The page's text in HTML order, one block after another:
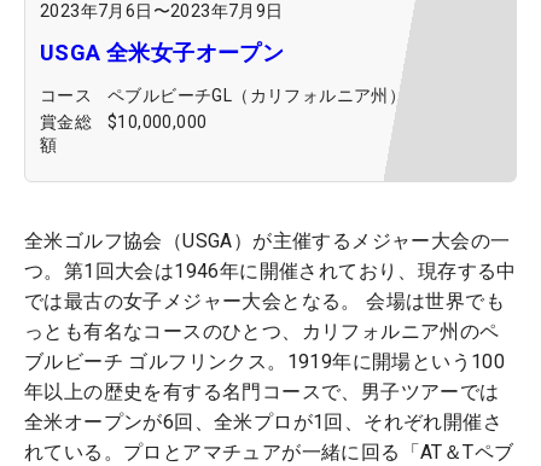
2023年7月6日 〜2023年7月9日
USGA 全米女子オープン
コース
ペブルビーチGL（カリフォルニア州）
賞金総
額
$10,000,000
全米ゴルフ協会（USGA）が主催するメジャー大会の一
つ。第1回大会は1946年に開催されており、現存する中
では最古の女子メジャー大会となる。 会場は世界でも
っとも有名なコースのひとつ、カリフォルニア州のペ
ブルビーチ ゴルフリンクス。1919年に開場という100
年以上の歴史を有する名門コースで、男子ツアーでは
全米オープンが6回、全米プロが1回、それぞれ開催さ
れている。プロとアマチュアが一緒に回る「AT＆Tペブ